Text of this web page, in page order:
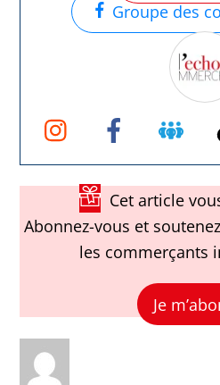
Groupe des
Instagram Facebook
Cet article
Abonnez-vous et
les commerçants
Je